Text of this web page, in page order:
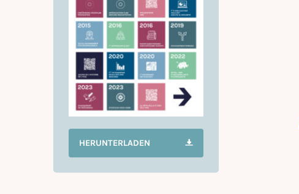
HERUNTERLADEN